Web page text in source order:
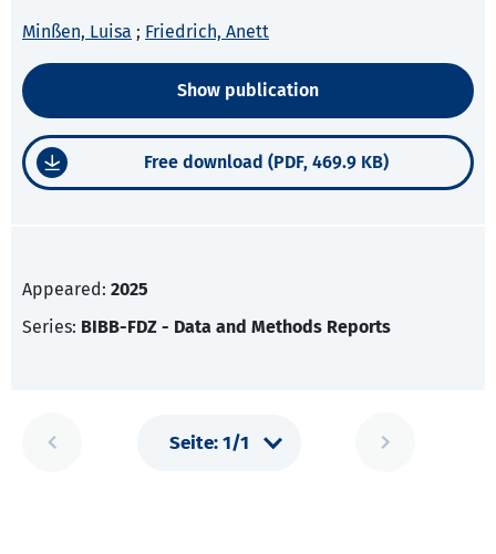
Minßen, Luisa ; Friedrich, Anett
Show publication
Free download (PDF, 469.9 KB)
Appeared: 2025
Series: BIBB-FDZ - Data and Methods Reports